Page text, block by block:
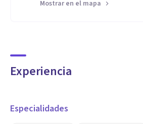
Mostrar en el mapa
Experiencia
Especialidades